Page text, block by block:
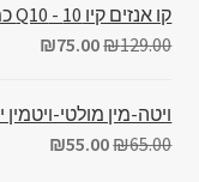
קו אנזים קיו 10 - Q10 כמוסות 60 ,100 מ"ג
₪129.00
₪75.00
ויטה-מין מולטי-ויטמין
₪65.00
₪55.00